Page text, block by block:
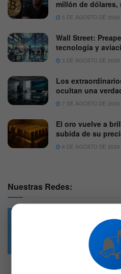
millón de dólares,
5 DE AGOSTO DE 2026
Wall Street:
tecnología y
3 DE AGOSTO DE 2026
Los
ocultan una
7 DE AGOSTO DE 2026
El oro vuelve a
subida de su
6 DE AGOSTO DE 2026
Nuestras Redes: